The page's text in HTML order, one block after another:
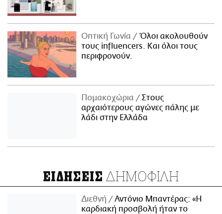
Οπτική Γωνία
Όλοι ακολουθούν
τους influencers. Και όλοι τους
περιφρονούν.
Πομακοχώρια
Στους
αρχαιότερους αγώνες πάλης με
λάδι στην Ελλάδα
ΕΙΔΗΣΕΙΣ ΔΗΜΟΦΙΛΗ
Διεθνή
Αντόνιο Μπαντέρας: «Η
καρδιακή προσβολή ήταν το